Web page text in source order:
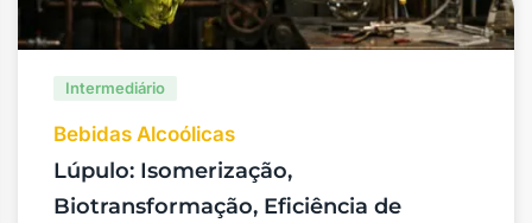
Intermediário
Bebidas Alcoólicas
Lúpulo: Isomerização,
Biotransformação, Eficiência de